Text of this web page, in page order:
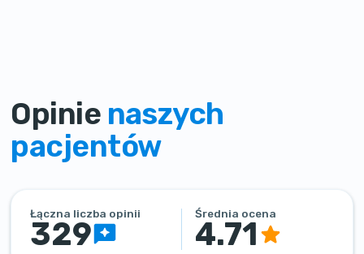
Opinie naszych
pacjentów
Łączna liczba opinii
329
Średnia ocena
4.71